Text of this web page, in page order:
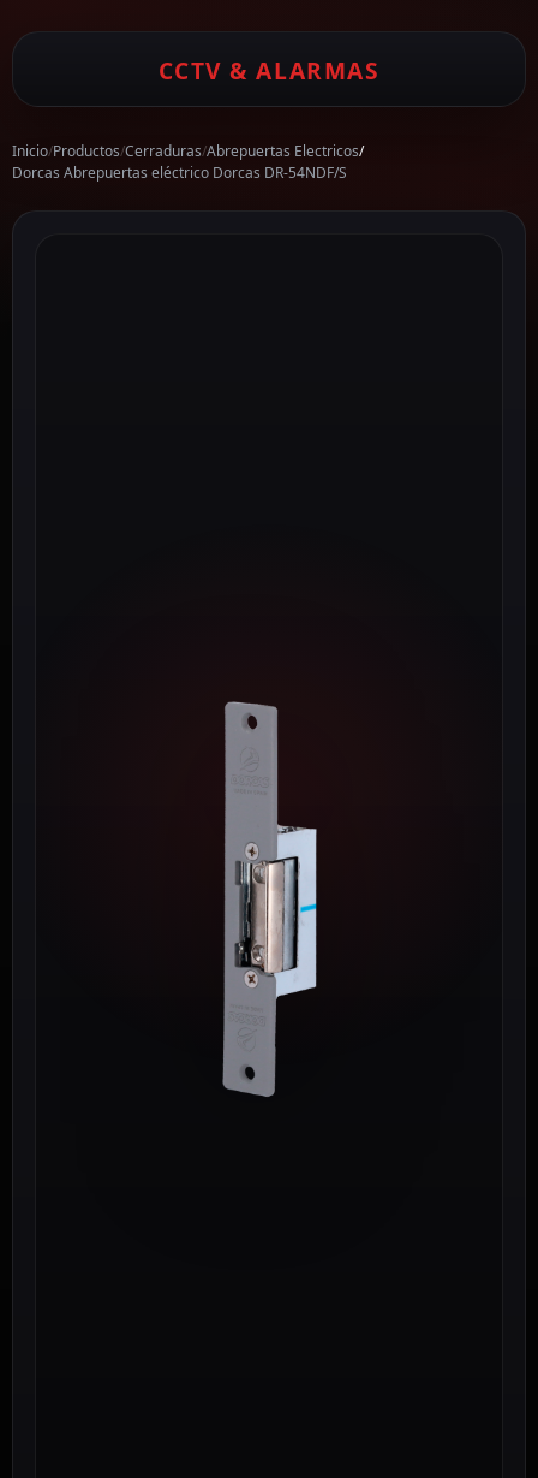
CCTV & ALARMAS
Inicio/Productos/Cerraduras/Abrepuertas Electricos/
Dorcas Abrepuertas eléctrico Dorcas DR-54NDF/S